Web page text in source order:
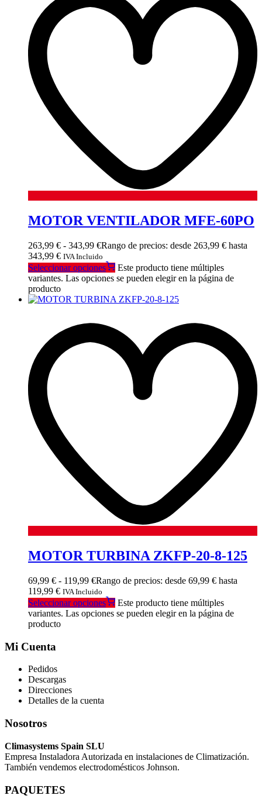
MOTOR VENTILADOR MFE-60PO
263,99 € - 343,99 €Rango de precios: desde 263,99 € hasta
343,99 € IVA Incluido
Seleccionar opciones
Este producto tiene múltiples
variantes. Las opciones se pueden elegir en la página de
producto
MOTOR TURBINA ZKFP-20-8-125
69,99 € - 119,99 €Rango de precios: desde 69,99 € hasta
119,99 € IVA Incluido
Seleccionar opciones
Este producto tiene múltiples
variantes. Las opciones se pueden elegir en la página de
producto
Mi Cuenta
Pedidos
Descargas
Direcciones
Detalles de la cuenta
Nosotros
Climasystems Spain SLU
Empresa Instaladora Autorizada en instalaciones de Climatización.
También vendemos electrodomésticos Johnson.
PAQUETES